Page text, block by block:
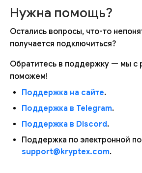
Нужна помощь?
Остались вопросы, что-то
получается подключиться?
Обратитесь в поддержку — мы с
поможем!
Поддержка на сайте.
Поддержка в Telegram.
Поддержка в Discord.
Поддержка по электронной
support@kryptex.com.